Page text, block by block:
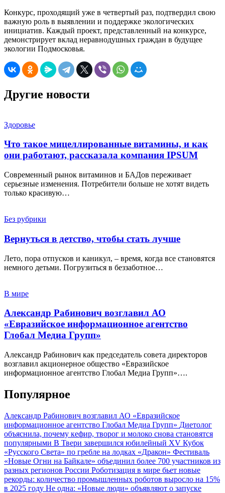
Конкурс, проходящий уже в четвертый раз, подтвердил свою
важную роль в выявлении и поддержке экологических
инициатив. Каждый проект, представленный на конкурсе,
демонстрирует вклад неравнодушных граждан в будущее
экологии Подмосковья.
Другие новости
Здоровье
Что такое мицеллированные витамины, и как
они работают, рассказала компания IPSUM
Современный рынок витаминов и БАДов переживает
серьезные изменения. Потребители больше не хотят видеть
только красивую…
Без рубрики
Вернуться в детство, чтобы стать лучше
Лето, пора отпусков и каникул, – время, когда все становятся
немного детьми. Погрузиться в беззаботное…
В мире
Александр Рабинович возглавил АО
«Евразийское информационное агентство
Глобал Медиа Групп»
Александр Рабинович как председатель совета директоров
возглавил акционерное общество «Евразийское
информационное агентство Глобал Медиа Групп»….
Популярное
Александр Рабинович возглавил АО «Евразийское
информационное агентство Глобал Медиа Групп» Диетолог
объяснила, почему кефир, творог и молоко снова становятся
популярными В Твери завершился юбилейный XV Кубок
«Русского Света» по гребле на лодках «Дракон» Фестиваль
«Новые Огни на Байкале» объединил более 700 участников из
разных регионов России Роботизация в мире бьет новые
рекорды: количество промышленных роботов выросло на 15%
в 2025 году Не одна: «Новые люди» объявляют о запуске